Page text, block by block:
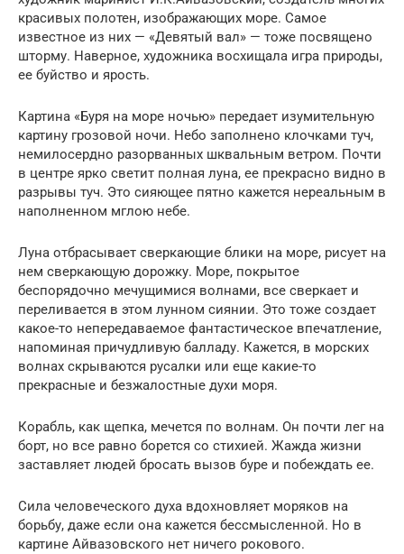
красивых полотен, изображающих море. Самое
известное из них — «Девятый вал» — тоже посвящено
шторму. Наверное, художника восхищала игра природы,
ее буйство и ярость.
Картина «Буря на море ночью» передает изумительную
картину грозовой ночи. Небо заполнено клочками туч,
немилосердно разорванных шквальным ветром. Почти
в центре ярко светит полная луна, ее прекрасно видно в
разрывы туч. Это сияющее пятно кажется нереальным в
наполненном мглою небе.
Луна отбрасывает сверкающие блики на море, рисует на
нем сверкающую дорожку. Море, покрытое
беспорядочно мечущимися волнами, все сверкает и
переливается в этом лунном сиянии. Это тоже создает
какое-то непередаваемое фантастическое впечатление,
напоминая причудливую балладу. Кажется, в морских
волнах скрываются русалки или еще какие-то
прекрасные и безжалостные духи моря.
Корабль, как щепка, мечется по волнам. Он почти лег на
борт, но все равно борется со стихией. Жажда жизни
заставляет людей бросать вызов буре и побеждать ее.
Сила человеческого духа вдохновляет моряков на
борьбу, даже если она кажется бессмысленной. Но в
картине Айвазовского нет ничего рокового.